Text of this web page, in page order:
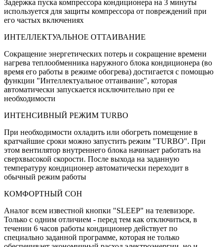
Задержка пуска компрессора кондиционера на 3 минуты
используется для защиты компрессора от повреждений при
его частых включениях
ИНТЕЛЛЕКТУАЛЬНОЕ ОТТАИВАНИЕ
Сокращение энергетических потерь и сокращение времени
нагрева теплообменника наружного блока кондиционера (во
время его работы в режиме обогрева) достигается с помощью
функции "Интеллектуальное оттаивание", которая
автоматически запускается исключительно при ее
необходимости
ИНТЕНСИВНЫЙ РЕЖИМ TURBO
При необходимости охладить или обогреть помещение в
кратчайшие сроки можно запустить режим "TURBO". При
этом вентилятор внутреннего блока начинает работать на
сверхвысокой скорости. После выхода на заданную
температуру кондиционер автоматически переходит в
обычный режим работы
КОМФОРТНЫЙ СОН
Аналог всем известной кнопки "SLEEP" на телевизоре.
Только с одним отличием - перед тем как отключиться, в
течении 6 часов работы кондиционер действует по
специально заданной программе, которая не только